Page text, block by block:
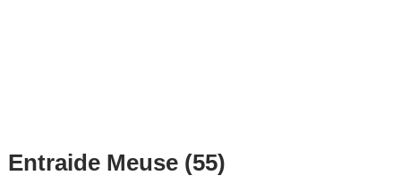
Entraide Meuse (55)